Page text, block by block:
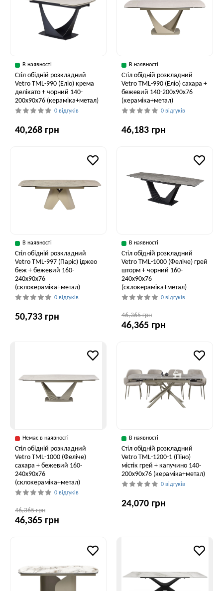
В наявності
Стіл обідній розкладний
Vetro TML-990 (Еліо) крема
делікато + чорний 140-
200x90x76 (кераміка+метал)
0 відгуків
40,268 грн
В наявності
Стіл обідній розкладний
Vetro ТМL-990 (Еліо) сахара +
бежевий 140-200x90x76
(кераміка+метал)
0 відгуків
46,183 грн
В наявності
Стіл обідній розкладний
Vetro ТМL-997 (Паріс) іджео
беж + бежевий 160-
240x90x76
(склокераміка+метал)
0 відгуків
50,733 грн
В наявності
Стіл обідній розкладний
Vetro ТМL-1000 (Феліче) грей
шторм + чорний 160-
240x90x76
(склокераміка+метал)
0 відгуків
46,365 грн
46,365 грн
Немає в наявності
Стіл обідній розкладний
Vetro ТМL-1000 (Феліче)
сахара + бежевий 160-
240x90x76
(склокераміка+метал)
0 відгуків
46,365 грн
46,365 грн
В наявності
Стіл обідній розкладний
Vetro TML-1200-1 (Піно)
містік грей + капучино 140-
200x90x76 (кераміка+метал)
0 відгуків
24,070 грн